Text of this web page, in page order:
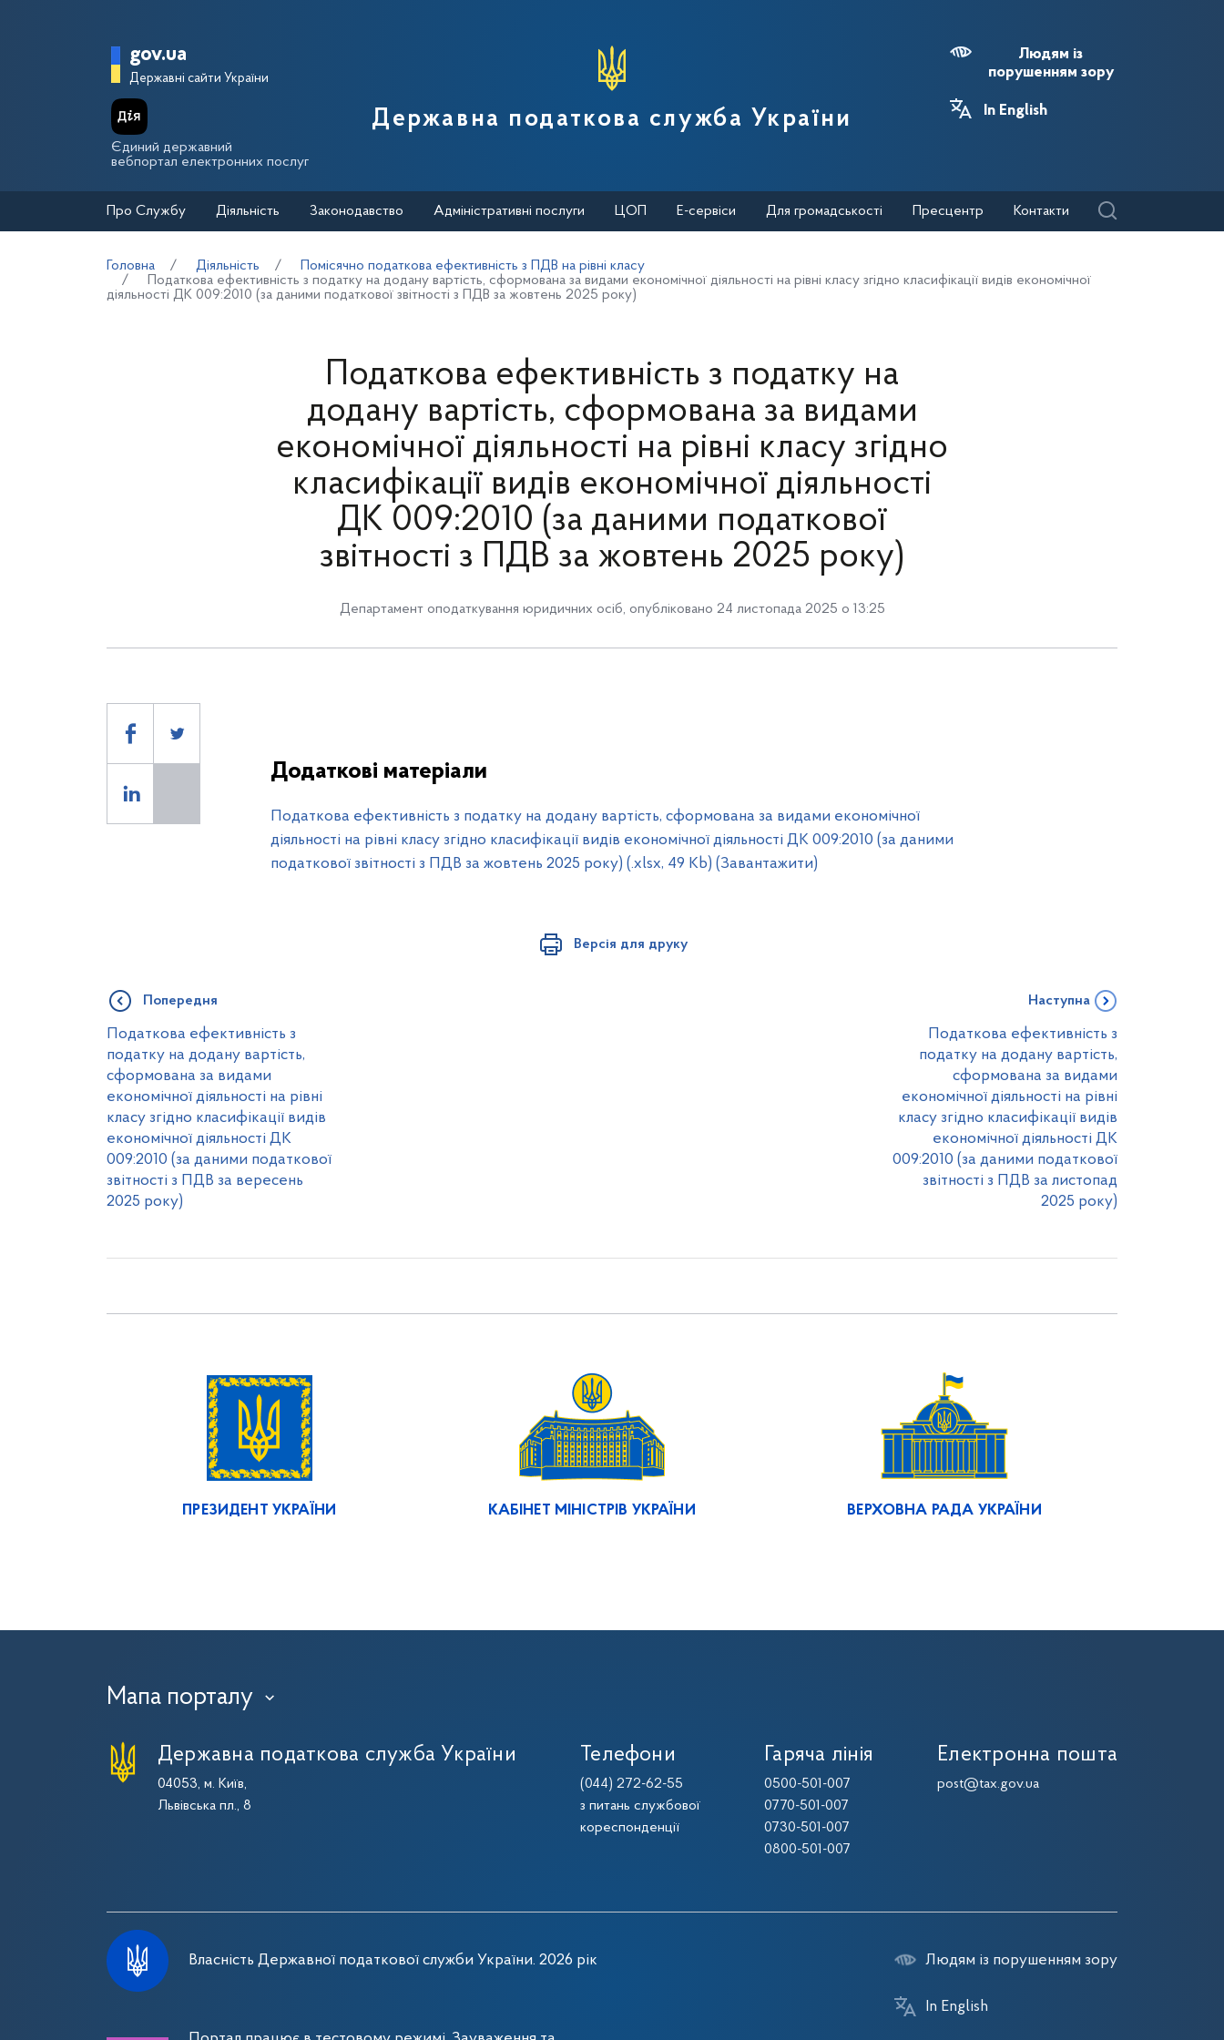
Головна сторінка Державної податкової служби України
gov.ua
Державні сайти України
Єдиний державний
вебпортал електронних послуг
Державна податкова служба України
Людям із
порушенням зору
In English
Про Службу Діяльність Законодавство Адміністративні послуги ЦОП Е-сервіси Для громадськості Пресцентр Контакти
Головна Діяльність
Помісячно податкова ефективність з ПДВ на рівні класу
Податкова ефективність з податку на додану вартість, сформована за видами економічної діяльності на рівні класу згідно класифікації видів економічної
діяльності ДК 009:2010 (за даними податкової звітності з ПДВ за жовтень 2025 року)
Податкова ефективність з податку на
додану вартість, сформована за видами
економічної діяльності на рівні класу згідно
класифікації видів економічної діяльності
ДК 009:2010 (за даними податкової
звітності з ПДВ за жовтень 2025 року)
Департамент оподаткування юридичних осіб, опубліковано 24 листопада 2025 о 13:25
Додаткові матеріали
Податкова ефективність з податку на додану вартість, сформована за видами економічної
діяльності на рівні класу згідно класифікації видів економічної діяльності ДК 009:2010 (за даними
податкової звітності з ПДВ за жовтень 2025 року) (.xlsx, 49 Kb) (Завантажити)
Версія для друку
Попередня
Податкова ефективність з
податку на додану вартість,
сформована за видами
економічної діяльності на рівні
класу згідно класифікації видів
економічної діяльності ДК
009:2010 (за даними податкової
звітності з ПДВ за вересень
2025 року)
Наступна
Податкова ефективність з
податку на додану вартість,
сформована за видами
економічної діяльності на рівні
класу згідно класифікації видів
економічної діяльності ДК
009:2010 (за даними податкової
звітності з ПДВ за листопад
2025 року)
ПРЕЗИДЕНТ УКРАЇНИ КАБІНЕТ МІНІСТРІВ УКРАЇНИ ВЕРХОВНА РАДА УКРАЇНИ
Мапа порталу ›
Державна податкова служба України
04053, м. Київ,
Львівська пл., 8
Телефони
(044) 272-62-55
з питань службової
кореспонденції
Гаряча лінія
0500-501-007
0770-501-007
0730-501-007
0800-501-007
Електронна пошта
post@tax.gov.ua
Власність Державної податкової служби України. 2026 рік Людям із порушенням зору
In English